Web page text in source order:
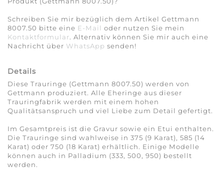
Schreiben Sie mir bezüglich dem Artikel Gettmann
8007.50 bitte eine E-Mail oder nutzen Sie mein
Kontaktformular. Alternativ können Sie mir auch eine
Nachricht über WhatsApp senden!
Details
Diese Trauringe (Gettmann 8007.50) werden von
Gettmann produziert. Alle Eheringe aus dieser
Trauringfabrik werden mit einem hohen
Qualitätsanspruch und viel Liebe zum Detail gefertigt.
Im Gesamtpreis ist die Gravur sowie ein Etui enthalten.
Die Trauringe sind wahlweise in 375 (9 Karat), 585 (14
Karat) oder 750 (18 Karat) erhältlich. Einige Modelle
können auch in Palladium (333, 500, 950) bestellt
werden.